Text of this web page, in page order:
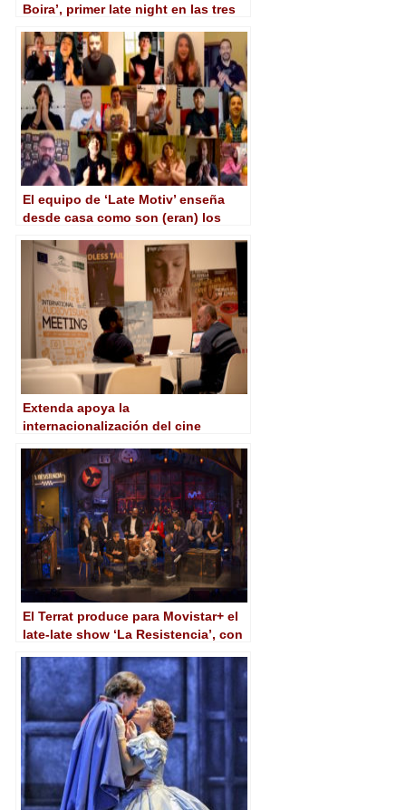
Boira’, primer late night en las tres
El equipo de ‘Late Motiv’ enseña
desde casa como son (eran) los
plató
Extenda apoya la
internacionalización del cine
El Terrat produce para Movistar+ el
late-late show ‘La Resistencia’, con